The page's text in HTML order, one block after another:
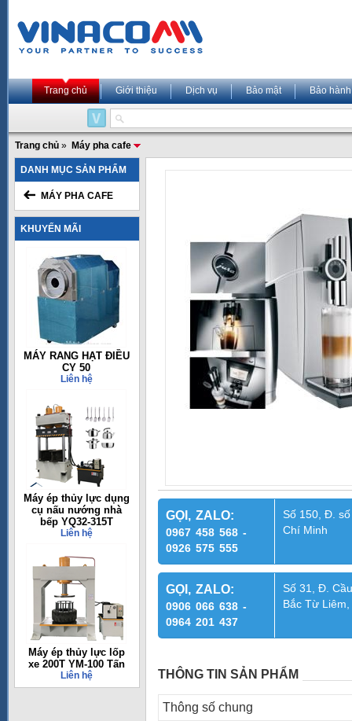
Trang chủ Giới thiệu Dịch vụ Bảo mật Bảo hành
Trang chủ » Máy pha cafe
DANH MỤC SẢN PHẨM
MÁY PHA CAFE
KHUYẾN MÃI
MÁY RANG HẠT ĐIỀU
CY 50
Liên hệ
Máy ép thủy lực dụng
cụ nấu nướng nhà
bếp YQ32-315T
Liên hệ
Máy ép thủy lực lốp
xe 200T YM-100 Tấn
Liên hệ
GỌI, ZALO:
0967 458 568 -
0926 575 555
Số 150, Đ.
Chí Minh
GỌI, ZALO:
0906 066 638 -
0964 201 437
Số 31, Đ.
Bắc Từ
THÔNG TIN SẢN PHẨM
Thông số chung